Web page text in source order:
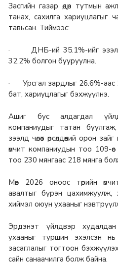
Засгийн газар өдөр тутмын
танах, сахилга хариуцлагыг
тавьсан. Тиймээс:
· ДНБ-ий 35.1%-ийг эзэлж
32.2% болгон бууруулна.
· Урсгал зардлыг 26.6%-аас
бат, хариуцлагыг бэхжүүлнэ.
Ашиг бус алдагдал
компаниудыг татан
зээлд чөлөөт өрсөлдөөний орон
өмчит компаниудын тоо 109-
тоо 230 мянгаас 218 мянга
Мөн 2026 оноос төрийн
авалтыг бүрэн цахимжуулж,
хиймэл оюун ухааныг
Эрдэнэт үйлдвэр
ухааныг туршин эхэлсэн
засаглалыг тогтоон
сайн санаачилга болж байна.